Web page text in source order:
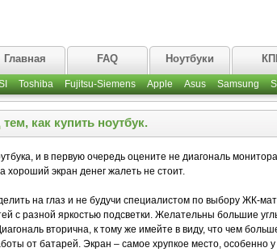
Главная FAQ Ноутбуки
Toshiba Fujitsu-Siemens Apple Asus Samsung
как купить ноутбук.
и в первую очередь оцените не диагональ
хороший экран денег жалеть не стоит.
на глаз и не будучи специалистом по выбору ЖК-
с разной яркостью подсветки. Желательны большие
вторична, к тому же имейте в виду, что чем
от батарей. Экран – самое хрупкое место, особенно